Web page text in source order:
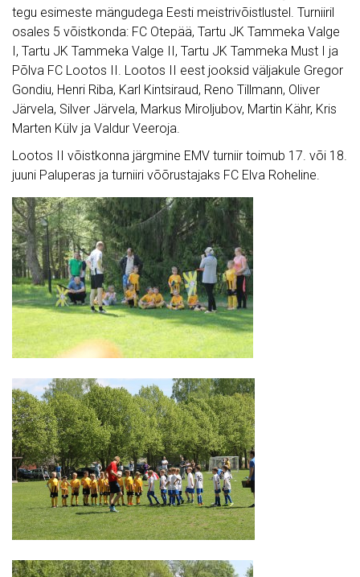
tegu esimeste mängudega Eesti meistrivõistlustel. Turniiril
osales 5 võistkonda: FC Otepää, Tartu JK Tammeka Valge
I, Tartu JK Tammeka Valge II, Tartu JK Tammeka Must I ja
Põlva FC Lootos II. Lootos II eest jooksid väljakule Gregor
Gondiu, Henri Riba, Karl Kintsiraud, Reno Tillmann, Oliver
Järvela, Silver Järvela, Markus Miroljubov, Martin Kähr, Kris
Marten Külv ja Valdur Veeroja.
Lootos II võistkonna järgmine EMV turniir toimub 17. või 18.
juuni Paluperas ja turniiri võõrustajaks FC Elva Roheline.